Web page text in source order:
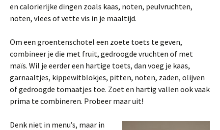
en calorierijke dingen zoals kaas, noten, peulvruchten,
noten, vlees of vette vis in je maaltijd.
Om een groentenschotel een zoete toets te geven,
combineer je die met fruit, gedroogde vruchten of met
maïs. Wil je eerder een hartige toets, dan voeg je kaas,
garnaaltjes, kippewitblokjes, pitten, noten, zaden, olijven
of gedroogde tomaatjes toe. Zoet en hartig vallen ook vaak
prima te combineren. Probeer maar uit!
Denk niet in menu’s, maar in